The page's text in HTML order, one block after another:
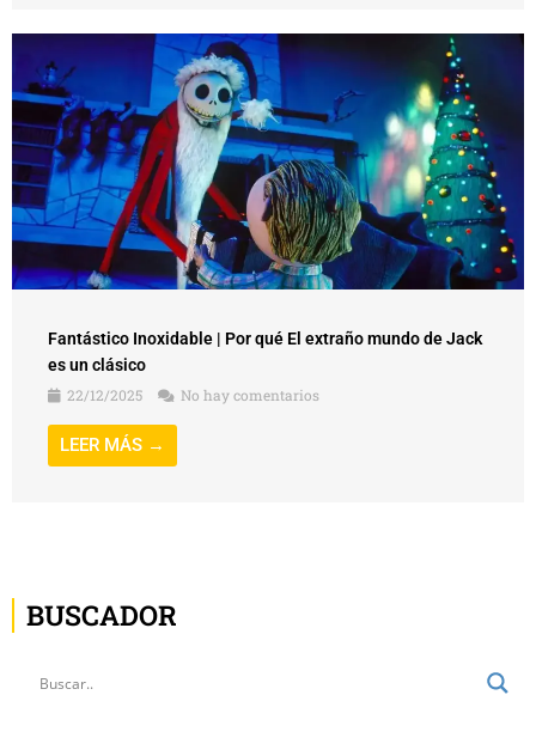
Fantástico Inoxidable | Por qué El extraño mundo de Jack
es un clásico
22/12/2025
No hay comentarios
LEER MÁS →
BUSCADOR